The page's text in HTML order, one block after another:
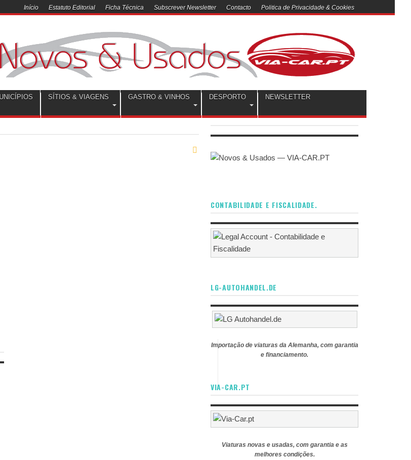
Início Estatuto Editorial Ficha Técnica Subscrever Newsletter Contacto Politica de Privacidade & Cookies
SÍTIOS & VIAGENS GASTRO & VINHOS DESPORTO NEWSLETTER
CONTABILIDADE E FISCALIDADE.
LG-AUTOHANDEL.DE
Importação de viaturas da Alemanha, com garantia
e financiamento.
VIA-CAR.PT
Viaturas novas e usadas, com garantia e as
melhores condições.